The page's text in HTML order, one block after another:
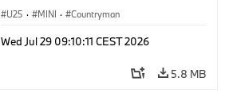
U25 · MINI · Countryman
Wed Jul 29 09:10:11 CEST 2026
5.8 MB